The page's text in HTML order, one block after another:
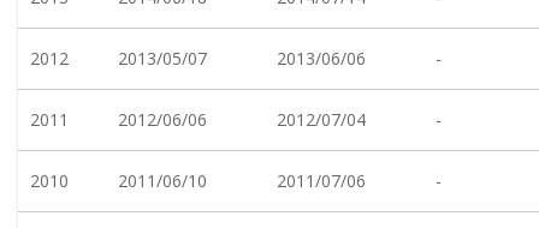
2012 2013/05/07 2013/06/06 -
2011 2012/06/06 2012/07/04 -
2010 2011/06/10 2011/07/06 -